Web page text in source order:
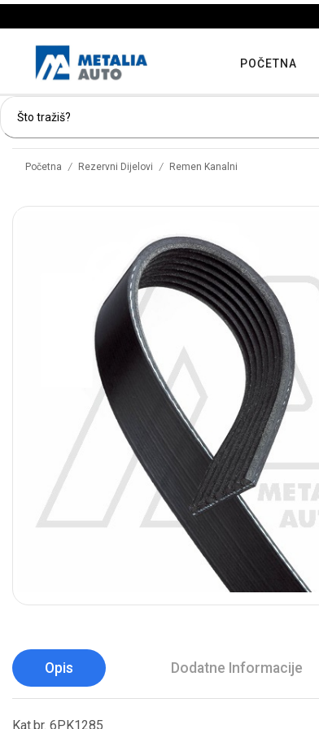
POČETNA
Početna / Rezervni Dijelovi / Remen Kanalni
Opis Dodatne Informacije
Kat.br. 6PK1285